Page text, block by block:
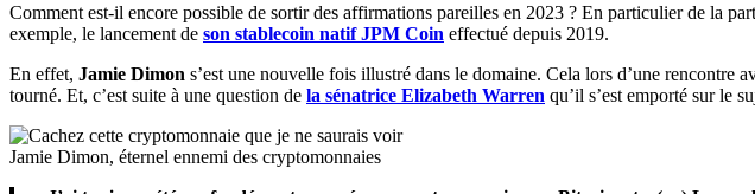
Comment est-il encore possible de sortir des affirmations pareilles en 2023 ? En particulier de la
exemple, le lancement de son stablecoin natif JPM Coin effectué depuis 2019.
En effet, Jamie Dimon s’est une nouvelle fois illustré dans le domaine. Cela lors d’une rencontre
tourné. Et, c’est suite à une question de la sénatrice Elizabeth Warren qu’il s’est emporté sur le
Jamie Dimon, éternel ennemi des cryptomonnaies